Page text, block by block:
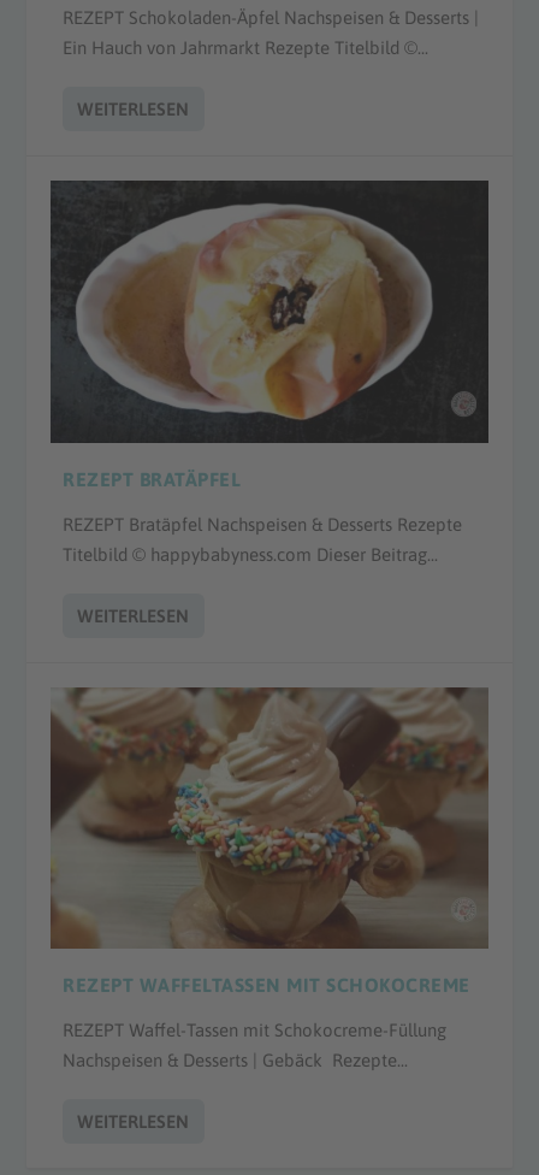
REZEPT Schokoladen-Äpfel Nachspeisen & Desserts |
Ein Hauch von Jahrmarkt Rezepte Titelbild ©...
WEITERLESEN
REZEPT BRATÄPFEL
REZEPT Bratäpfel Nachspeisen & Desserts Rezepte
Titelbild © happybabyness.com Dieser Beitrag...
WEITERLESEN
REZEPT WAFFELTASSEN MIT SCHOKOCREME
REZEPT Waffel-Tassen mit Schokocreme-Füllung
Nachspeisen & Desserts | Gebäck Rezepte...
WEITERLESEN